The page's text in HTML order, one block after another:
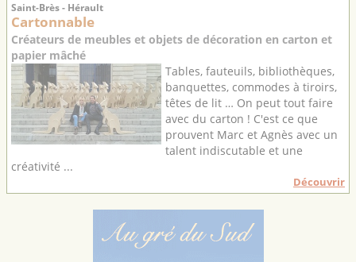
Saint-Brès - Hérault
Cartonnable
Créateurs de meubles et objets de décoration en carton et
papier mâché
Tables, fauteuils, bibliothèques,
banquettes, commodes à tiroirs,
têtes de lit … On peut tout faire
avec du carton ! C'est ce que
prouvent Marc et Agnès avec un
talent indiscutable et une
créativité ...
Découvrir